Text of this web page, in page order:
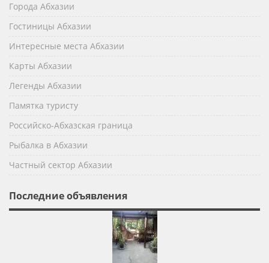
Города Абхазии
Гостиницы Абхазии
Интересные места Абхазии
Карты Абхазии
Легенды Абхазии
Памятка туристу
Российско-Абхазская граница
Рыбалка в Абхазии
Частный сектор Абхазии
Последние объявления